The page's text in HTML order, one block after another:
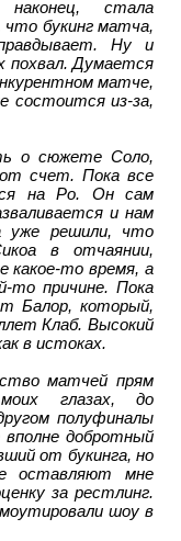
стала
букинг матча,
Ну и
похвал. Думается
матче,
состоится из-за,
о сюжете Соло,
счет. Пока все
на Ро. Он сам
и нам
уже решили, что
в отчаянии,
какое-то время, а
то причине. Пока
Балор, который,
Клаб. Высокий
в истоках.
матчей прям
глазах, до
полуфиналы
добротный
от букинга, но
оставляют мне
за рестлинг.
шоу в